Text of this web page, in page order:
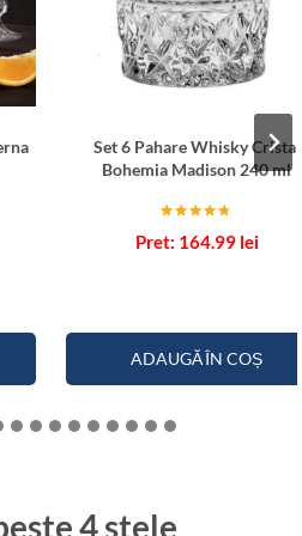
Set 6 Pahare Whisky Cristal
Bohemia Madison 240 ml
4.67
164.99 lei
ADAUGĂ ÎN COȘ
4 stele